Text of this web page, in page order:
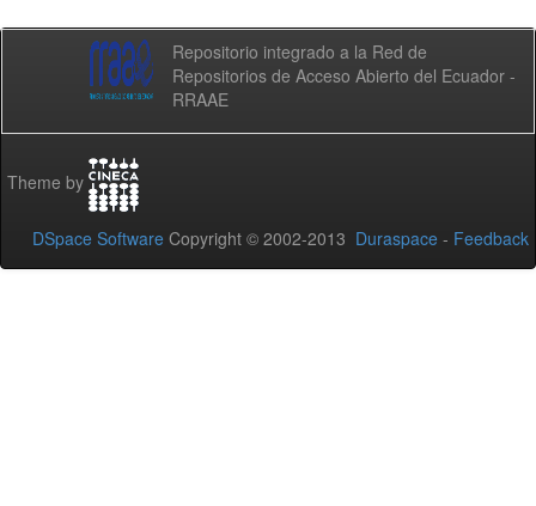
Repositorio integrado a la Red de
Repositorios de Acceso Abierto del Ecuador -
RRAAE
Theme by
DSpace Software Copyright © 2002-2013 Duraspace - Feedback